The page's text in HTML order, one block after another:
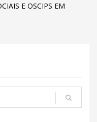
E OSCIPS EM